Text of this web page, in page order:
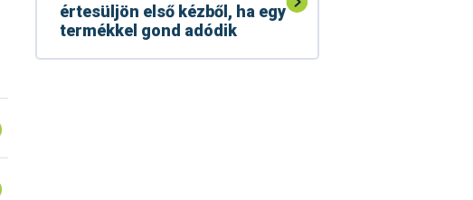
értesüljön első kézből, ha egy
termékkel gond adódik